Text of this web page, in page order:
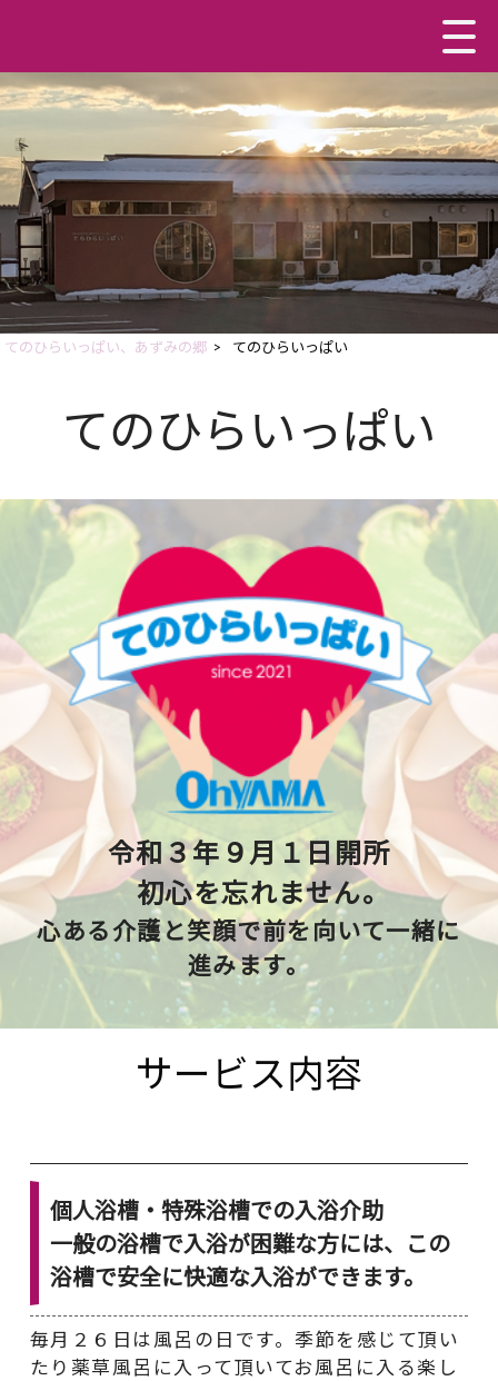
てのひらいっぱい、あずみの郷 > てのひらいっぱい
てのひらいっぱい
令和３年９月１日開所
初心を忘れません。
心ある介護と笑顔で前を向いて一緒に
進みます。
サービス内容
個人浴槽・特殊浴槽での入浴介助
一般の浴槽で入浴が困難な方には、この
浴槽で安全に快適な入浴ができます。
毎月２６日は風呂の日です。季節を感じて頂い
たり薬草風呂に入って頂いてお風呂に入る楽し